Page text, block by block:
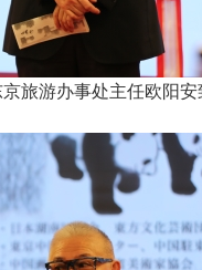
旅游办事处主任欧阳安